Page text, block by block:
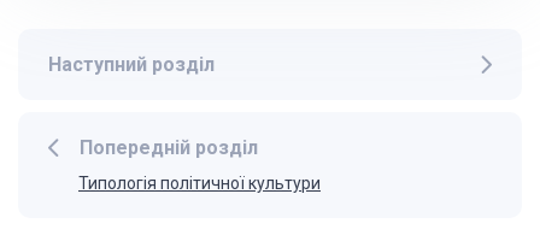
Попередній розділ
Типологія політичної культури
Наступний розділ